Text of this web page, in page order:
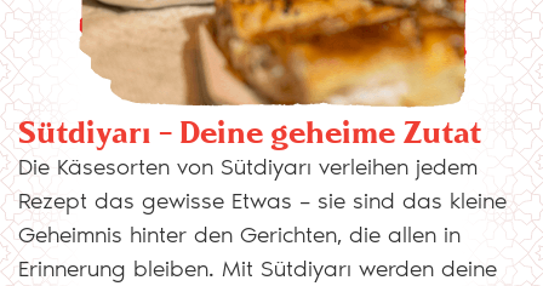
Sütdiyarı – Deine geheime Zutat
Die Käsesorten von Sütdiyarı verleihen jedem
Rezept das gewisse Etwas – sie sind das kleine
Geheimnis hinter den Gerichten, die allen in
Erinnerung bleiben. Mit Sütdiyarı werden deine